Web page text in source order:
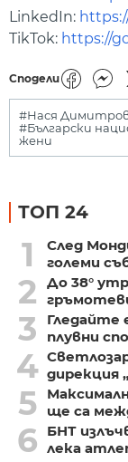
LinkedIn:
TikTok: https://
Сподели
#Нася
#Български
жени
ТОП 24
1
След
големи
2
До 38°
3
Гледайте
плувни
4 дирекция
5
ще са
6
БНТ
лека